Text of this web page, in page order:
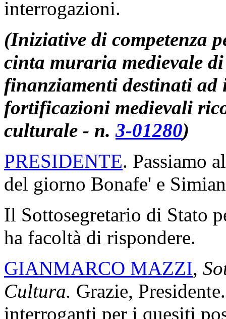
comma 2, del
decorrere dalla seduta
come risulta dall'elenco
che sarà pubblicato nell'
della seduta odierna
saranno pubblicate nell'
odierna).
Svolgimento di
PRESIDENTE. L'ordine
interrogazioni.
(Iniziative di competenza
cinta muraria medievale